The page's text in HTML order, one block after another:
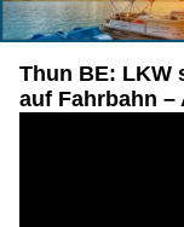
Thun BE: LKW
auf Fahrbahn